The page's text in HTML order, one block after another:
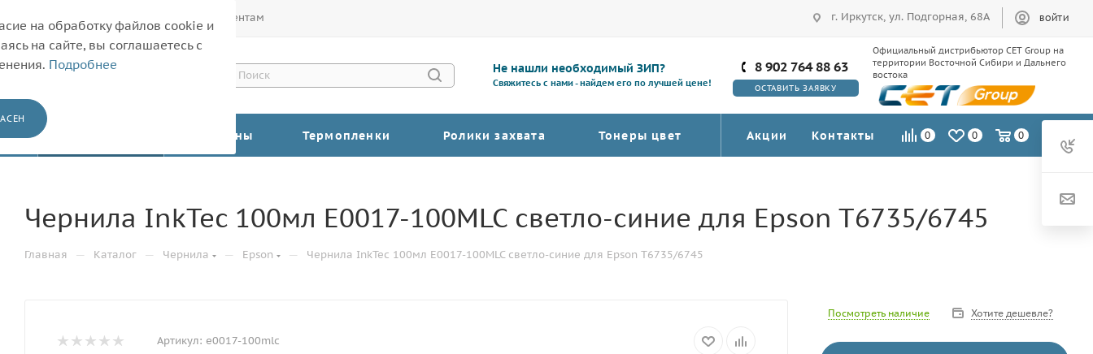
Корпоративным клиентам г. Иркутск, ул. Подгорная, 68А ВОЙТИ
Не нашли необходимый ЗИП?
Свяжитесь с нами - найдем его по лучшей цене!
8 902 764 88 63
ОСТАВИТЬ ЗАЯВКУ
Официальный дистрибьютор CET Group на
территории Восточной Сибири и Дальнего
востока
Барабаны Термопленки Ролики захвата Тонеры цвет Акции Контакты 0 0 0
Чернила InkTec 100мл Е0017-100МLC светло-синие для Epson T6735/6745
Главная — Каталог — Чернила — Epson — Чернила InkTec 100мл Е0017-100МLC светло-синие для Epson T6735/6745
Артикул: e0017-100mlc
Посмотреть наличие Хотите дешевле?
на обработку файлов cookie и
на сайте, вы соглашаетесь с
Подробнее